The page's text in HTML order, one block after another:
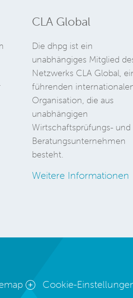
CLA Global
Die dhpg ist ein
unabhängiges Mitglied
Netzwerks CLA Global,
führenden
Organisation, die aus
unabhängigen
Wirtschaftsprüfungs- und
Beratungsunternehmen
besteht.
Weitere Informationen
Cookie-